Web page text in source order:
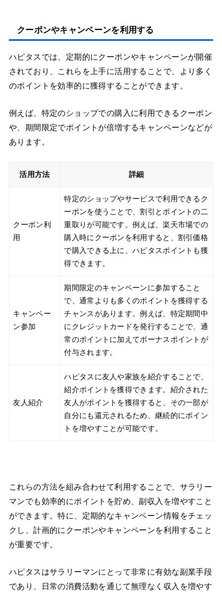
クーポンやキャンペーンを利用する
ハピタスでは、定期的にクーポンやキャンペーンが開催
されており、これらを上手に活用することで、より多く
のポイントを効率的に獲得することができます。
例えば、特定のショップでの購入に利用できるクーポン
や、期間限定でポイントが倍増するキャンペーンなどが
あります。
活用方法 詳細
クーポン利
用
特定のショップやサービスで利用できるク
ーポンを使うことで、割引とポイントの二
重取りが可能です。例えば、楽天市場での
購入時にクーポンを利用すると、割引価格
で購入できる上に、ハピタスポイントも獲
得できます。
キャンペー
ン参加
期間限定のキャンペーンに参加すること
で、通常よりも多くのポイントを獲得する
チャンスがあります。例えば、特定期間中
にクレジットカードを発行することで、通
常のポイントに加えてボーナスポイントが
付与されます。
友人紹介
ハピタスに友人や家族を紹介することで、
紹介ポイントを獲得できます。紹介された
友人がポイントを獲得すると、その一部が
自分にも還元されるため、継続的にポイン
トを増やすことが可能です。
これらの方法を組み合わせて利用することで、サラリー
マンでも効率的にポイントを貯め、副収入を増やすこと
ができます。特に、定期的なキャンペーン情報をチェッ
クし、計画的にクーポンやキャンペーンを利用すること
が重要です。
ハピタスはサラリーマンにとって非常に有効な副業手段
であり、日常の消費活動を通じて無理なく収入を増やす